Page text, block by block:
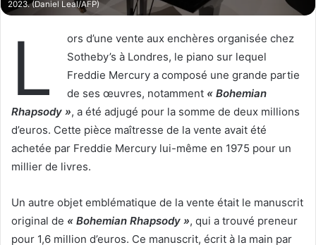
2023. (Daniel Leal/AFP)
L
ors d’une vente aux enchères organisée chez
Sotheby’s à Londres, le piano sur lequel
Freddie Mercury a composé une grande partie
de ses œuvres, notamment « Bohemian
Rhapsody », a été adjugé pour la somme de deux millions
d’euros. Cette pièce maîtresse de la vente avait été
achetée par Freddie Mercury lui-même en 1975 pour un
millier de livres.
Un autre objet emblématique de la vente était le manuscrit
original de « Bohemian Rhapsody », qui a trouvé preneur
pour 1,6 million d’euros. Ce manuscrit, écrit à la main par